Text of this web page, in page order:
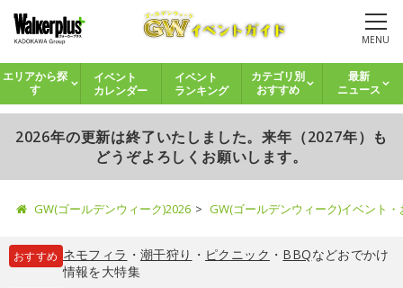
MENU
エリアから探
す
イベント
カレンダー
イベント
ランキング
カテゴリ別
おすすめ
最新
ニュース
2026年の更新は終了いたしました。来年（2027年）も
どうぞよろしくお願いします。
GW(ゴールデンウィーク)2026 GW(ゴールデンウィーク)イベント
おすすめ ネモフィラ ・ 潮干狩り ・ ピクニック ・ BBQなどおでかけ
情報を大特集